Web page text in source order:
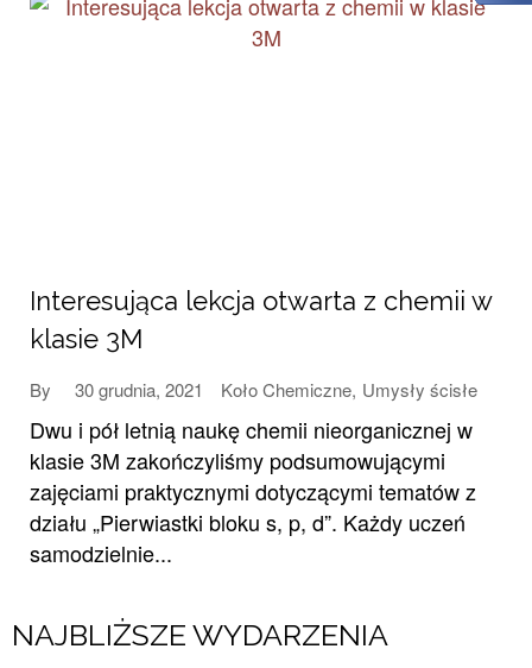
Interesująca lekcja otwarta z chemii w
klasie 3M
By 30 grudnia, 2021 Koło Chemiczne, Umysły ścisłe
Dwu i pół letnią naukę chemii nieorganicznej w
klasie 3M zakończyliśmy podsumowującymi
zajęciami praktycznymi dotyczącymi tematów z
działu „Pierwiastki bloku s, p, d”. Każdy uczeń
samodzielnie...
NAJBLIŻSZE WYDARZENIA